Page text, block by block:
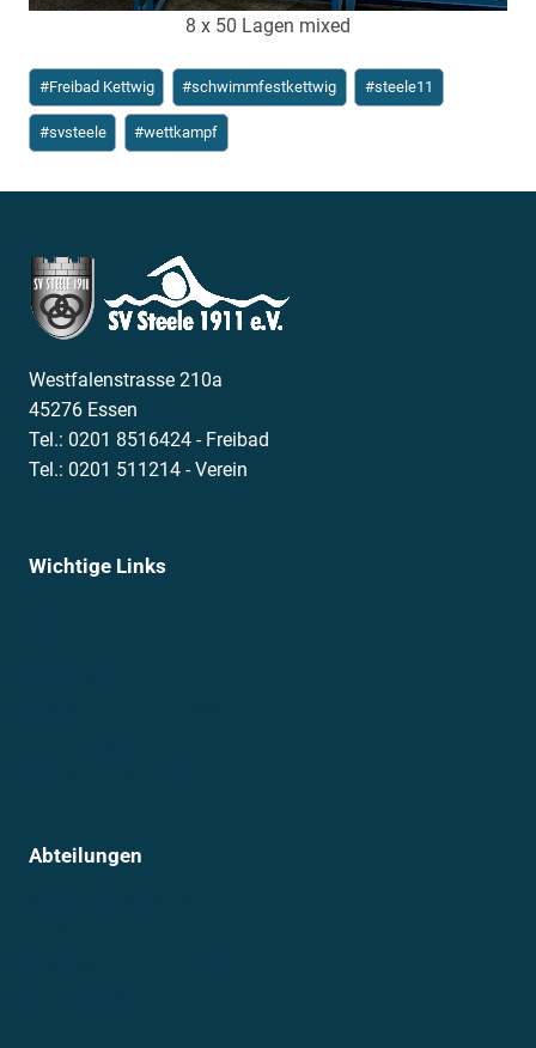
8 x 50 Lagen mixed
Schlagworte:
#Freibad Kettwig #schwimmfestkettwig #steele11
#svsteele #wettkampf
Westfalenstrasse 210a
45276 Essen
Tel.: 0201 8516424 - Freibad
Tel.: 0201 511214 - Verein
Wichtige Links
Abteilungen